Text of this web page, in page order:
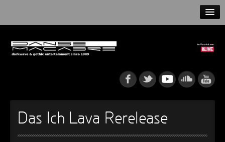
NEWS
Das Ich Lava Rerelease